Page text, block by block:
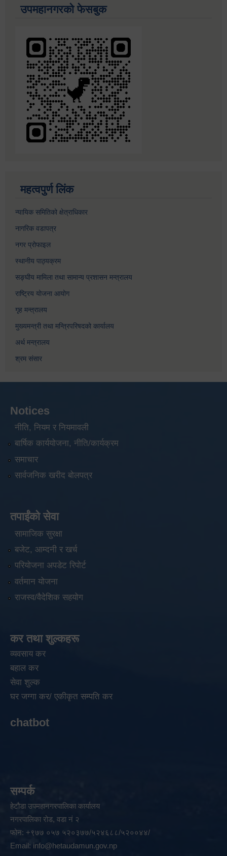
उपमहानगरको फेसबुक
महत्वपुर्ण लिंक
न्यायिक समितिको क्षेत्राधिकार
नागरिक वडापत्र
नगर प्रोफाइल
स्थानीय पाठ्यक्रम
सङ्घीय मामिला तथा सामान्य प्रशासन मन्त्रालय
राष्ट्रिय योजना आयोग
गृह मन्त्रालय
मुख्यमन्त्री तथा मन्त्रिपरिषदको कार्यालय
अर्थ मन्त्रालय
श्रम संसार
Notices
नीति, नियम र नियमावली
बार्षिक कार्ययोजना, नीति/कार्यक्रम
समाचार
सार्वजनिक खरीद बोलपत्र
तपाईंको सेवा
सामाजिक सुरक्षा
बजेट, आम्दनी र खर्च
परियोजना अपडेट रिपोर्ट
वर्तमान योजना
राजस्व/वैदेशिक सहयोग
कर तथा शुल्कहरू
व्यवसाय कर
बहाल कर
सेवा शुल्क
घर जग्गा कर/ एकीकृत सम्पति कर
chatbot
सम्पर्क
हेटौडा उपमहानगरपालिका कार्यालय
नगरपालिका रोड, वडा नं २
फोन: +९७७ ०५७ ५२०३७७/५२४६८८/५२००४४/
Email: info@hetaudamun.gov.np